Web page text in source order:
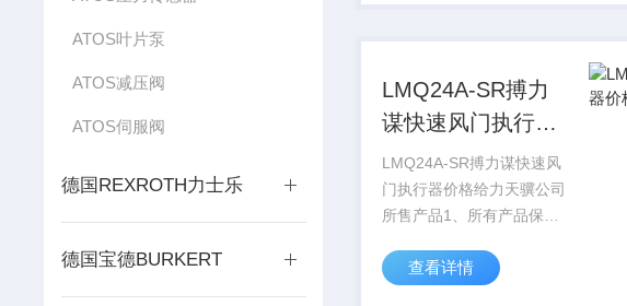
ATOS叶片泵
ATOS减压阀
ATOS伺服阀
德国REXROTH力士乐
德国宝德BURKERT
LMQ24A-SR搏力
谋快速风门执行器
价格给力
LMQ24A-SR搏力谋快速风
门执行器价格给力天骥公司
所售产品1、所有产品保修
护。2、客户在正常使用中
查看详情